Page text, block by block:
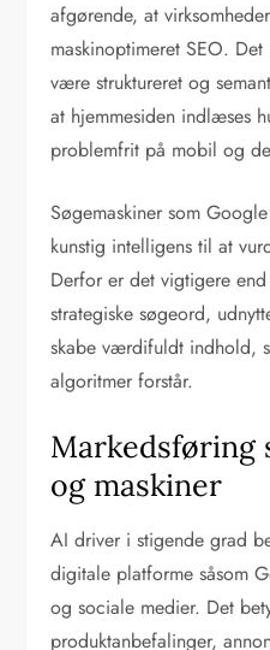
afgørende, at
maskinoptimeret SEO.
være struktureret og
at hjemmesiden indlæses
problemfrit på mobil og
Søgemaskiner som
kunstig intelligens til at
Derfor er det vigtigere
strategiske søgeord,
skabe værdifuldt indhold,
algoritmer forstår.
Markedsføring
og maskiner
AI driver i stigende grad
digitale platforme såsom
og sociale medier. Det
produktanbefalinger,